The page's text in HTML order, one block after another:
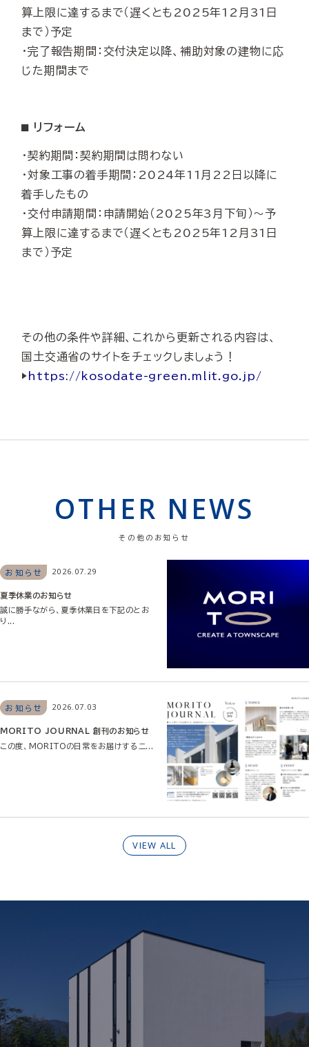
算上限に達するまで（遅くとも2025年12月31日
まで）予定
・完了報告期間：交付決定以降、補助対象の建物に応
じた期間まで
⬛︎ リフォーム
・契約期間：契約期間は問わない
・対象工事の着手期間： 2024年11月22日以降に
着手したもの
・交付申請期間：申請開始（2025年3月下旬）〜予
算上限に達するまで（遅くとも2025年12月31日
まで）予定
その他の条件や詳細、これから更新される内容は、
国土交通省のサイトをチェックしましょう！
▶︎ https://kosodate-green.mlit.go.jp/
OTHER NEWS
その他のお知らせ
お知らせ 2026.07.29
夏季休業のお知らせ
誠に勝手ながら、夏季休業日を下記のとお
り...
お知らせ 2026.07.03
MORITO JOURNAL 創刊のお知らせ
この度、MORITOの日常をお届けするニ...
VIEW ALL